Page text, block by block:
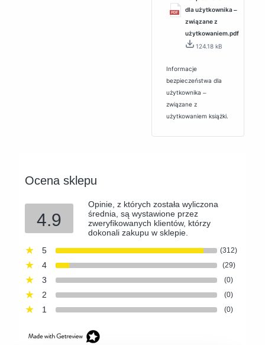
dla użytkownika ‒
związane z
użytkowaniem.pdf
124.18 kB
Informacje
bezpieczeństwa dla
użytkownika ‒
związane z
użytkowaniem książki.
Ocena sklepu
4.9
Opinie, z których została wyliczona
średnia, są wystawione przez
zweryfikowanych klientów, którzy
dokonali zakupu w sklepie.
5
(312)
4 (29)
3 (0)
2 (0)
1 (0)